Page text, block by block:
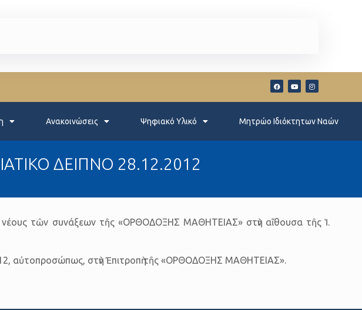
Ανακοινώσεις Ψηφιακό Υλικό Μητρώο Ιδιόκτητων Ναών
ΔΕΙΠΝΟ 28.12.2012
νέους τῶν συνάξεων τῆς «ΟΡΘΟΔΟΞΗΣ ΜΑΘΗΤΕΙΑΣ» στὴν αἴθουσα τῆς Ἱ.
αὐτοπροσώπως, στὴν Ἐπιτροπὴ τῆς «ΟΡΘΟΔΟΞΗΣ ΜΑΘΗΤΕΙΑΣ».